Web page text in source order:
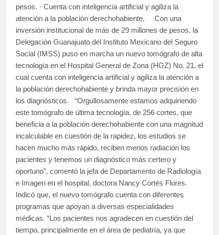
pesos. · Cuenta con inteligencia artificial y agiliza la
atención a la población derechohabiente. Con una
inversión institucional de más de 29 millones de pesos, la
Delegación Guanajuato del Instituto Mexicano del Seguro
Social (IMSS) puso en marcha un nuevo tomógrafo de alta
tecnología en el Hospital General de Zona (HGZ) No. 21, el
cual cuenta con inteligencia artificial y agiliza la atención a
la población derechohabiente y brinda mayor precisión en
los diagnósticos. “Orgullosamente estamos adquiriendo
este tomógrafo de última tecnología, de 256 cortes, que
beneficia a la población derechohabiente con una magnitud
incalculable en cuestión de la rapidez, los estudios se
hacen mucho más rápido, reciben menos radiación los
pacientes y tenemos un diagnóstico más certero y
oportuno”, comentó la jefa de Departamento de Radiología
e Imagen en el hospital, doctora Nancy Cortés Flores.
Indicó que, el nuevo tomógrafo cuenta con diferentes
programas que apoyan a diversas especialidades
médicas. “Los pacientes nos agradecen en cuestión del
tiempo, principalmente en el área de pediatría, ya que